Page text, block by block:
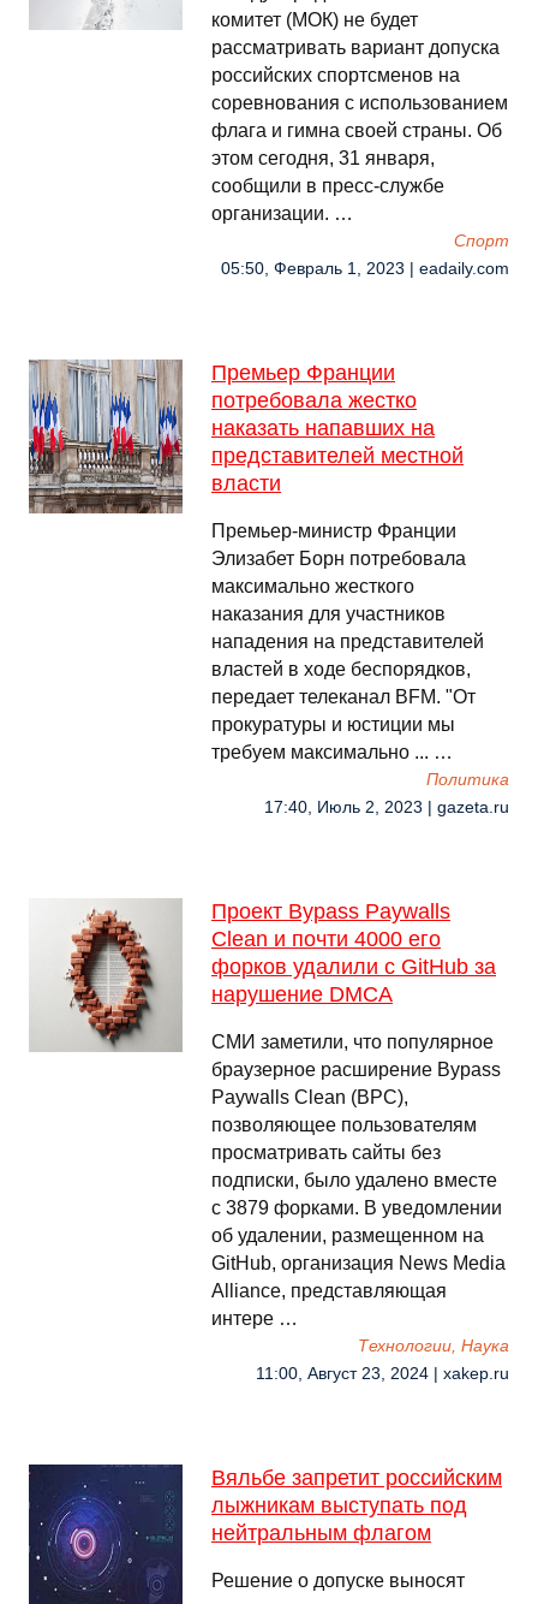
комитет (МОК) не будет
рассматривать вариант допуска
российских спортсменов на
соревнования с использованием
флага и гимна своей страны. Об
этом сегодня, 31 января,
сообщили в пресс-службе
организации. …
Спорт
05:50, Февраль 1, 2023 | eadaily.com
Премьер Франции
потребовала жестко
наказать напавших на
представителей местной
власти
Премьер-министр Франции
Элизабет Борн потребовала
максимально жесткого
наказания для участников
нападения на представителей
властей в ходе беспорядков,
передает телеканал BFM. "От
прокуратуры и юстиции мы
требуем максимально ... …
Политика
17:40, Июль 2, 2023 | gazeta.ru
Проект Bypass Paywalls
Clean и почти 4000 его
форков удалили с GitHub за
нарушение DMCA
СМИ заметили, что популярное
браузерное расширение Bypass
Paywalls Clean (BPC),
позволяющее пользователям
просматривать сайты без
подписки, было удалено вместе
с 3879 форками. В уведомлении
об удалении, размещенном на
GitHub, организация News Media
Alliance, представляющая
интере …
Технологии, Наука
11:00, Август 23, 2024 | xakep.ru
Вяльбе запретит российским
лыжникам выступать под
нейтральным флагом
Решение о допуске выносят